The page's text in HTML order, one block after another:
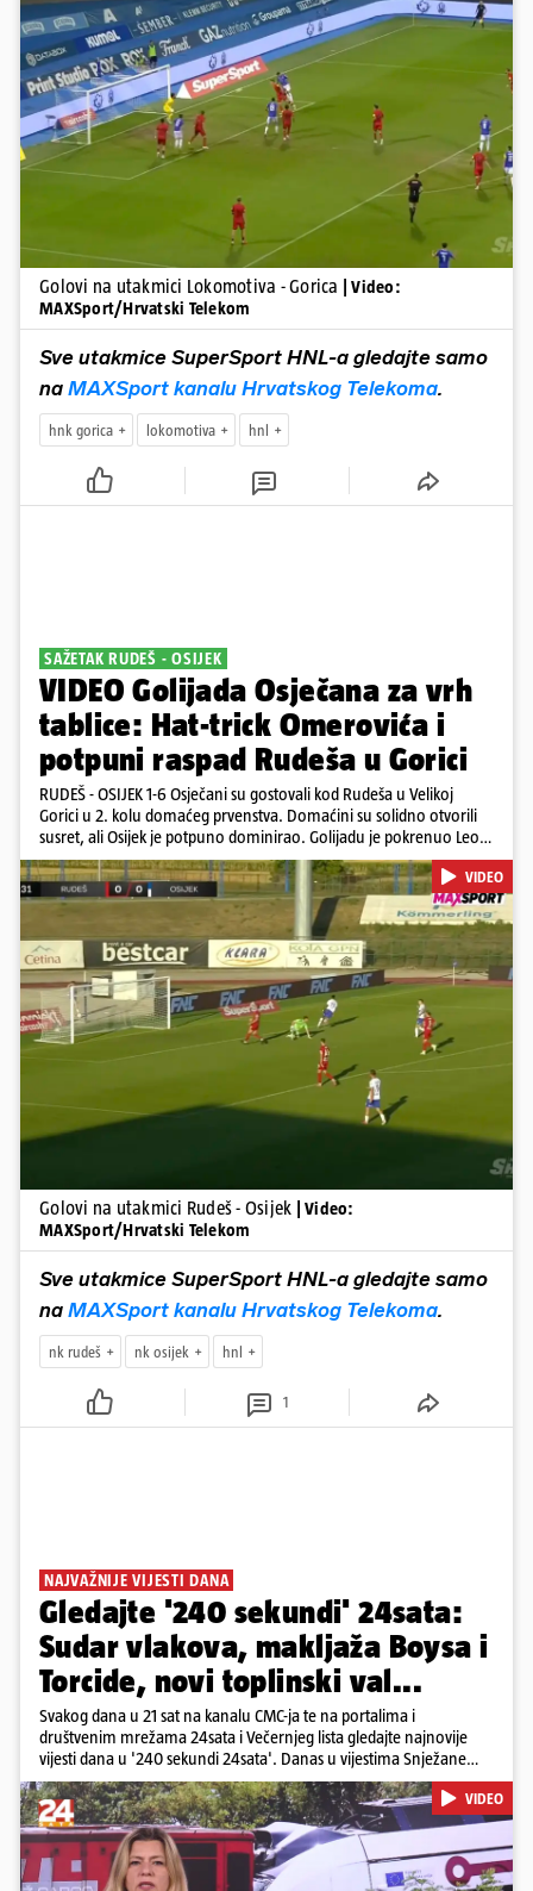
Pokretanje videa...
Golovi na utakmici Lokomotiva - Gorica
| Video:
MAXSport/Hrvatski Telekom
Sve utakmice SuperSport HNL-a gledajte samo
na MAXSport kanalu Hrvatskog Telekoma.
hnk gorica lokomotiva hnl
SAŽETAK RUDEŠ - OSIJEK
VIDEO Golijada Osječana za vrh
tablice: Hat-trick Omerovića i
potpuni raspad Rudeša u Gorici
RUDEŠ - OSIJEK 1-6 Osječani su gostovali kod Rudeša u Velikoj
Gorici u 2. kolu domaćeg prvenstva. Domaćini su solidno otvorili
susret, ali Osijek je potpuno dominirao. Golijadu je pokrenuo Leon
u 12. minuti, a povećao je u 24. minuti. Meksikancu su ovo bili prvi
golovi u dresu 'bijelo-plavih' Nail Omerović bio je junak u dresu
gostiju, zabio hat-trick. Mrežu golmana Rudeša tresao je u 41., 44.
minuti i 81. minuti. U dugu listu strijelaca u velikoj Gorici upisao se i
Arnel Jakupović golom u 69. minuti. Utješni gol za smanjenje
zaostatka u dresu Rudeša zabio je Ilečić u 84. minuti. Osijek je s tri
boda na prvom mjestu tablice HNL-a
Pokretanje videa...
VIDEO
Golovi na utakmici Rudeš - Osijek
| Video:
MAXSport/Hrvatski Telekom
Sve utakmice SuperSport HNL-a gledajte samo
na MAXSport kanalu Hrvatskog Telekoma.
nk rudeš nk osijek hnl
1
NAJVAŽNIJE VIJESTI DANA
Gledajte '240 sekundi' 24sata:
Sudar vlakova, makljaža Boysa i
Torcide, novi toplinski val...
Svakog dana u 21 sat na kanalu CMC-ja te na portalima i
društvenim mrežama 24sata i Večernjeg lista gledajte najnovije
vijesti dana u '240 sekundi 24sata'. Danas u vijestima Snježane
Krnetić: Željeznička nesreća između kolodvora Sveti Ivan Žabno i
Gradec, masovna tučnjava Boysa i Torcide, prijeti nestašica vode
kraj Požege...
VIDEO